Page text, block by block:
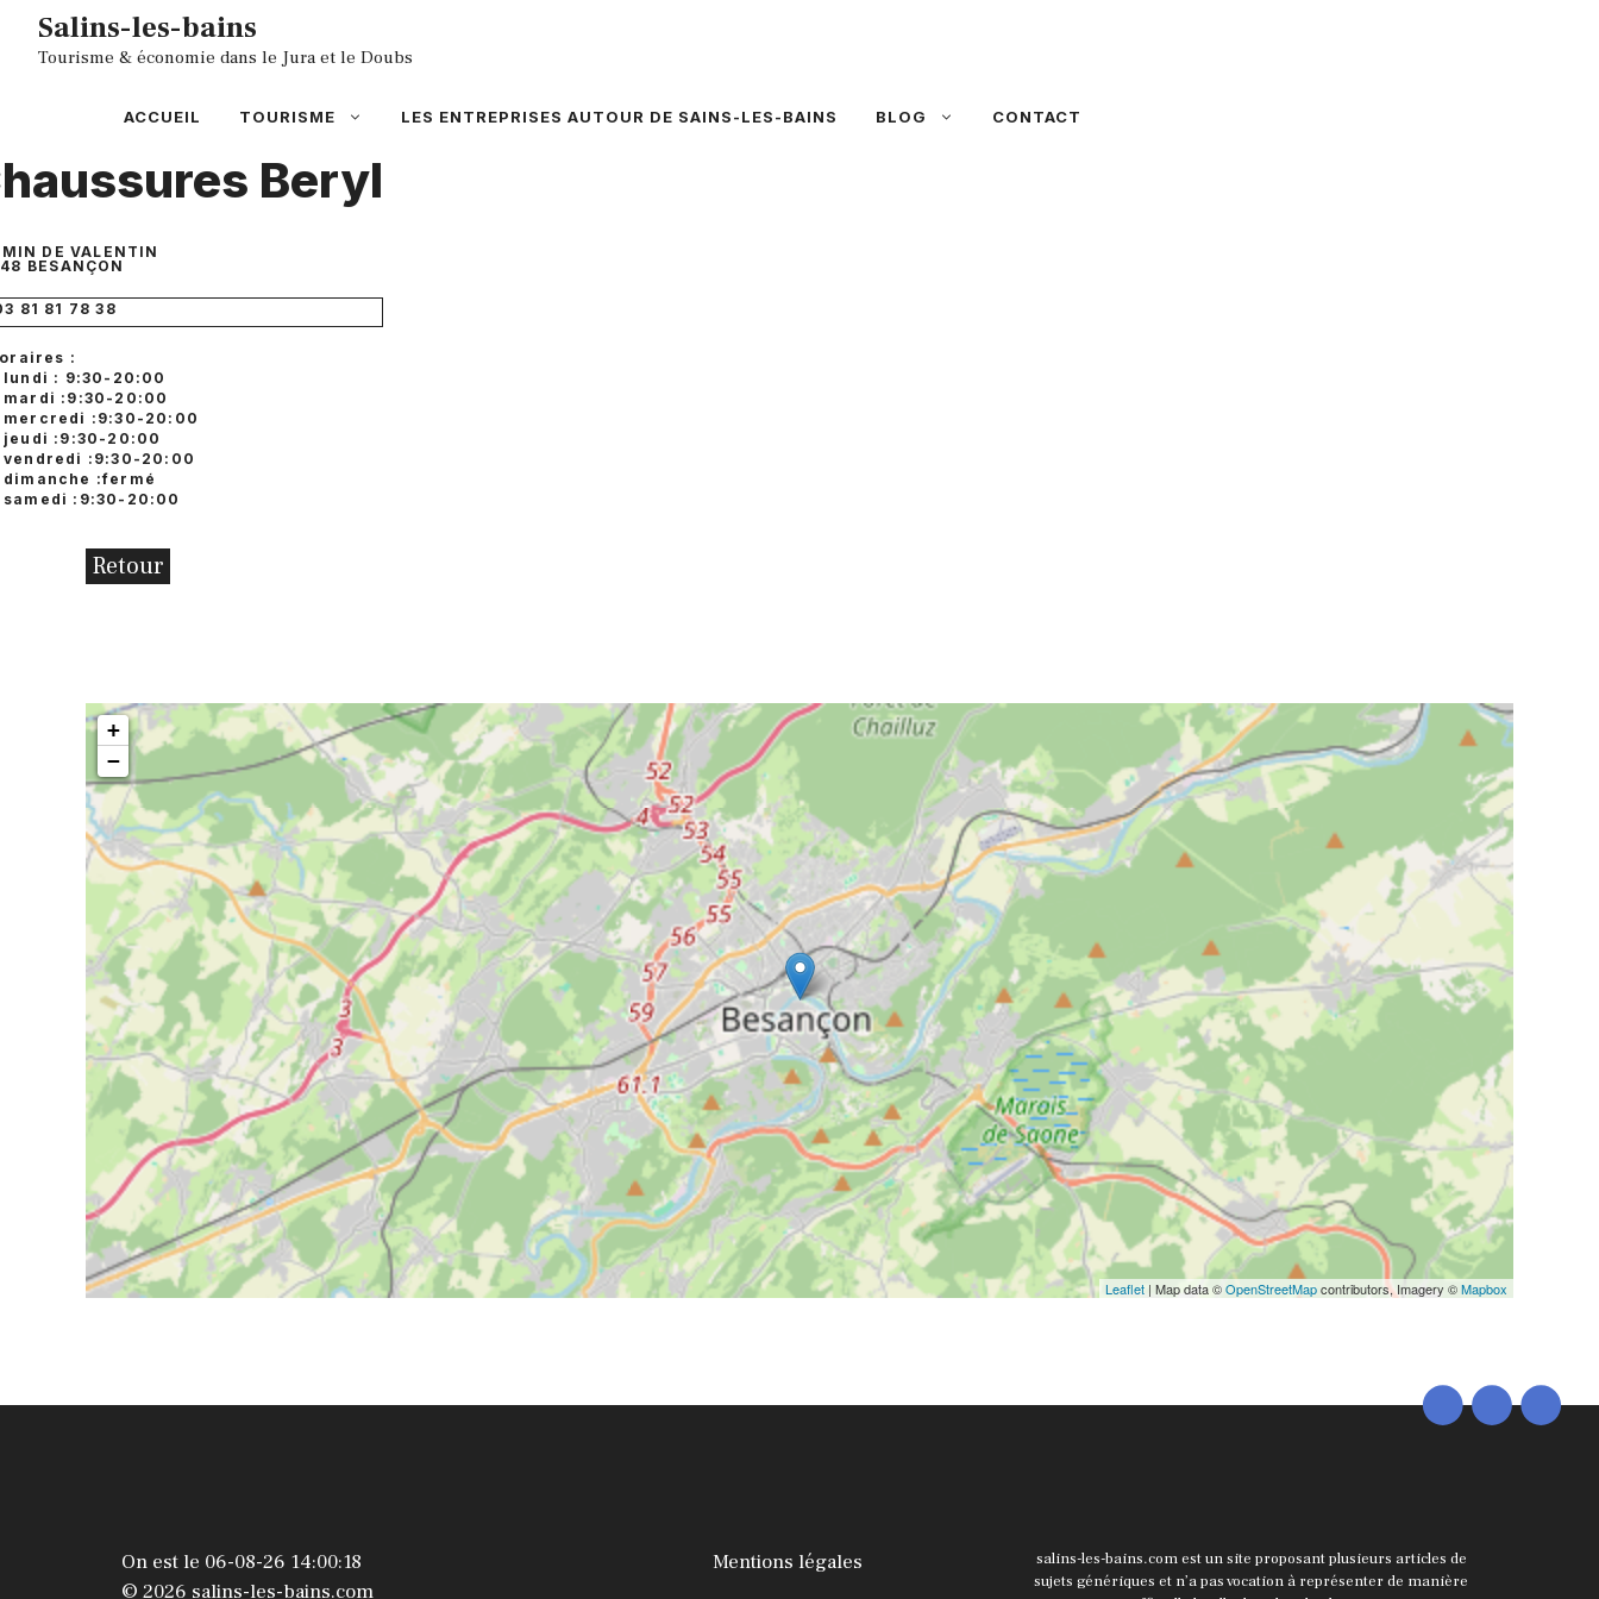
AllerSalins-les-bains
Tourisme & économie dans le Jura et le Doubs
ACCUEIL TOURISME LES ENTREPRISES AUTOUR DE SAINS-LES-BAINS BLOG CONTACT
Beryl
DE VALENTIN
BESANÇON
81 81 78 38
:
lundi : 9:30-20:00
mardi :9:30-20:00
mercredi :9:30-20:00
jeudi :9:30-20:00
vendredi :9:30-20:00
dimanche :fermé
samedi :9:30-20:00
Retour
+
−
Leaflet | Map data ©OpenStreetMapcontributors, Imagery ©Mapbox
On est le 06-08-26 14:00:18
© 2026 salins-les-bains.com
Mentions légales
salins-les-bains.com est un site proposant plusieurs articles de
sujets génériques et n’a pas vocation à représenter de manière